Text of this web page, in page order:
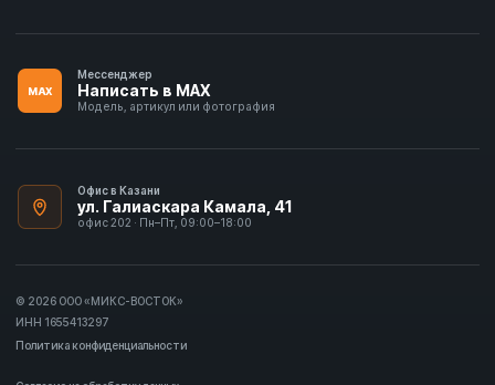
MAX
Мессенджер
Написать в MAX
Модель, артикул или фотография
Офис в Казани
ул. Галиаскара Камала, 41
офис 202 · Пн–Пт, 09:00–18:00
© 2026 ООО «МИКС-ВОСТОК»
ИНН 1655413297
Политика конфиденциальности